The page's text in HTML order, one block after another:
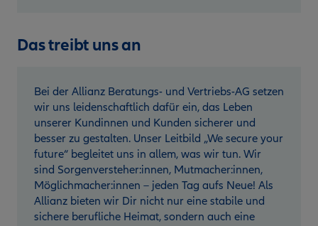
Das treibt uns an
Bei der Allianz Beratungs- und Vertriebs-AG setzen
wir uns leidenschaftlich dafür ein, das Leben
unserer Kundinnen und Kunden sicherer und
besser zu gestalten. Unser Leitbild „We secure your
future“ begleitet uns in allem, was wir tun. Wir
sind Sorgenversteher:innen, Mutmacher:innen,
Möglichmacher:innen – jeden Tag aufs Neue! Als
Allianz bieten wir Dir nicht nur eine stabile und
sichere berufliche Heimat, sondern auch eine